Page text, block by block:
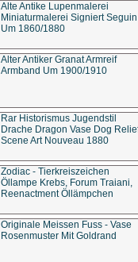
Alte Antike Lupenmalerei
Miniaturmalerei Signiert Seguin
Um 1860/1880
Alter Antiker Granat Armreif
Armband Um 1900/1910
Rar Historismus Jugendstil
Drache Dragon Vase Dog
Scene Art Nouveau 1880
Zodiac - Tierkreiszeichen
Öllampe Krebs, Forum Traiani,
Reenactment Öllämpchen
Originale Meissen Fuss - Vase
Rosenmuster Mit Goldrand